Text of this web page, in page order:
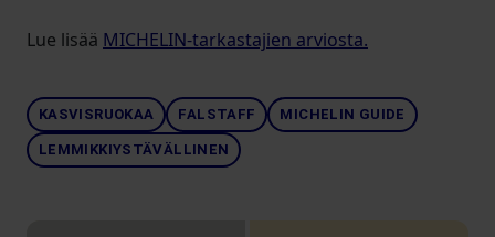
Lue lisää MICHELIN-tarkastajien arviosta.
KASVISRUOKAA FALSTAFF MICHELIN GUIDE
LEMMIKKIYSTÄVÄLLINEN